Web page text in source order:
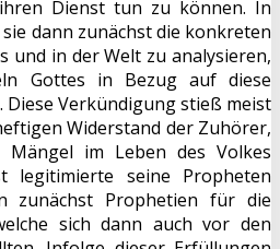
Dienst tun zu können. In
dann zunächst die konkreten
und in der Welt zu analysieren,
Gottes in Bezug auf diese
Diese Verkündigung stieß meist
Widerstand der Zuhörer,
im Leben des Volkes
legitimierte seine Propheten
zunächst Prophetien für die
sich dann auch vor den